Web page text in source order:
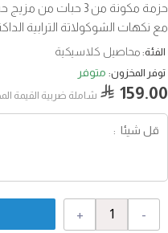
حزمة مكونة من 3
مع نكهات الشوكولاتة الترابية
الفئة: محاصيل كلاسيكية
توفر المخزون: متوفر
159.00 شاملة ضربية القيمة
-
+